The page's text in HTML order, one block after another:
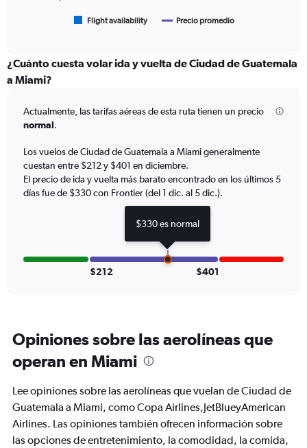
displaying
categories.
Range:
categories.
The
has
2
Y
axes
Number
Flight availability Precio promedio
¿Cuánto cuesta volar ida y vuelta de Ciudad de Guatemala
a Miami?
Actualmente, las tarifas aéreas de esta ruta tienen un precio
normal.
Los vuelos de Ciudad de Guatemala a Miami generalmente
cuestan entre $212 y $401 en diciembre.
El precio de ida y vuelta más barato encontrado en los últimos 5
días fue de $330 con Frontier (del 1 dic. al 5 dic.).
$212 $401
Opiniones sobre las aerolíneas que
operan en Miami
Lee opiniones sobre las aerolíneas que vuelan de Ciudad de
Guatemala a Miami, como Copa Airlines,JetBlueyAmerican
Airlines. Las opiniones también ofrecen información sobre
las opciones de entretenimiento, la comodidad, la comida,
$330 es normal